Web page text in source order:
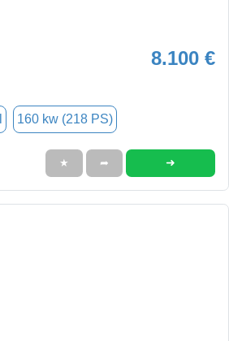
8.100 €
160 kw (218 PS)
★ ➦ ➜